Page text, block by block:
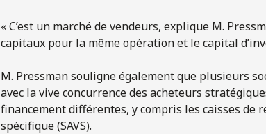
« C’est un marché de vendeurs, explique M.
capitaux pour la même opération et le capital
M. Pressman souligne également que plusieurs
avec la vive concurrence des acheteurs
financement différentes, y compris les caisses de
spécifique (SAVS).